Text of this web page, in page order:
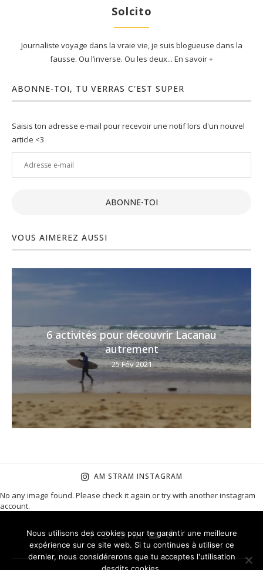
Solcito
Journaliste voyage dans la vraie vie, je suis blogueuse dans la
fausse. Ou l’inverse. Ou les deux... En savoir +
ABONNE-TOI, TU VERRAS C'EST SUPER
Saisis ton adresse e-mail pour recevoir une notif lors d'un nouvel
article <3
Adresse
e-
ABONNE-TOI
VOUS AIMEREZ AUSSI
6 activités pour découvrir Lacanau
autrement
25 Fév 2021
AM STRAM INSTAGRAM
No any image found. Please check it again or try with another instagram
account.
Nous utilisons des cookies pour te garantir une meilleure
expérience sur ce site web. Si tu continues à utiliser ce
dernier, nous considérerons que tu acceptes l'utilisation